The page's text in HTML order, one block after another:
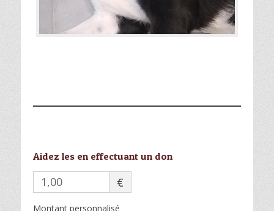
Aidez les en effectuant un don
€
Montant personnalisé